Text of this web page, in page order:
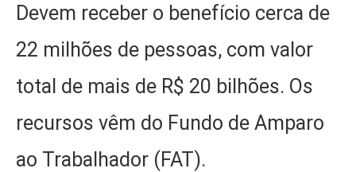
Devem receber o benefício cerca de
22 milhões de pessoas, com valor
total de mais de R$ 20 bilhões. Os
recursos vêm do Fundo de Amparo
ao Trabalhador (FAT).